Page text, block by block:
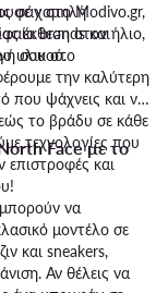
σε χαμηλή
έκθεση στον ήλιο,
υλικού.
στο Modivo.gr,
brands και
σου στο
την καλύτερη
που ψάχνεις και να
το βράδυ σε κάθε
τεχνολογίες που
και
Face με το
να
μοντέλο σε
και sneakers,
Αν θέλεις να